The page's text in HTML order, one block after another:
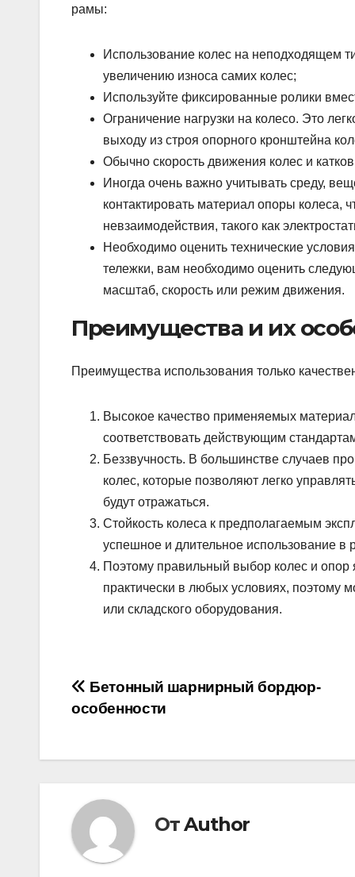
рамы:
Использование колес на неподходящем
увеличению износа самих колес;
Используйте фиксированные ролики
Ограничение нагрузки на колесо. Это
выходу из строя опорного кронштейна
Обычно скорость движения колес и
Иногда очень важно учитывать среду,
контактировать материал опоры колеса,
невзаимодействия, такого как
Необходимо оценить технические
тележки, вам необходимо оценить
масштаб, скорость или режим движения.
Преимущества и их
Преимущества использования только
Высокое качество применяемых
соответствовать действующим
Беззвучность. В большинстве случаев
колес, которые позволяют легко
будут отражаться.
Стойкость колеса к предполагаемым
успешное и длительное использование в
Поэтому правильный выбор колес и
практически в любых условиях, поэтому
или складского оборудования.
Навигация
записям
Бетонный шарнирный бордюр-
особенности
ОтAuthor